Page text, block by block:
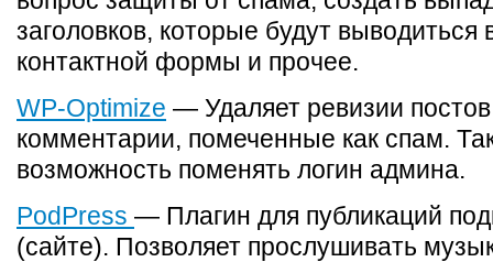
заголовков, которые будут выводиться
контактной формы и прочее.
WP-Optimize — Удаляет ревизии
комментарии, помеченные как спам.
возможность поменять логин админа.
PodPress — Плагин для публикаций
(сайте). Позволяет прослушивать